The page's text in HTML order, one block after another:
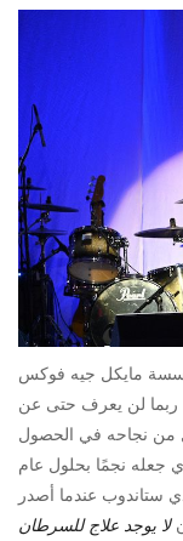
مايكل جيه فوكس
ربما لن يعرف حتى عن
من نجاحه في الحصول
جعله نجمًا بحلول عام
ككوميدي ستاندوب عندما أصدر
لا يوجد علاج للسرطان